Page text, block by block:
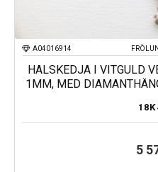
A04016914
HALSKEDJA I VITGULD
1MM, MED
18K
5